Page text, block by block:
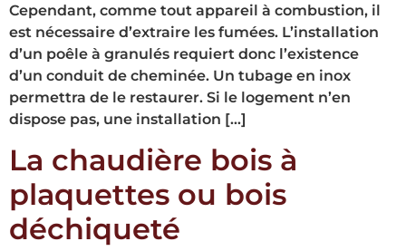
Cependant, comme tout appareil à combustion, il
est nécessaire d’extraire les fumées. L’installation
d’un poêle à granulés requiert donc l’existence
d’un conduit de cheminée. Un tubage en inox
permettra de le restaurer. Si le logement n’en
dispose pas, une installation […]
La chaudière bois à
plaquettes ou bois
déchiqueté